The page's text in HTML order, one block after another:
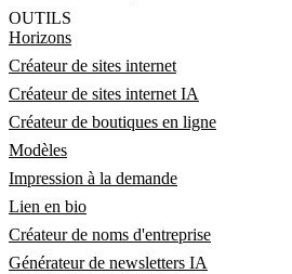
OUTILS
Horizons
Créateur de sites internet
Créateur de sites internet IA
Créateur de boutiques en ligne
Modèles
Impression à la demande
Lien en bio
Créateur de noms d'entreprise
Générateur de newsletters IA